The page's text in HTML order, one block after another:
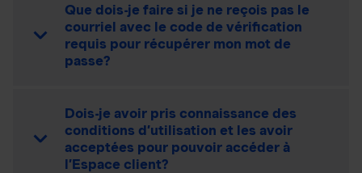
Que dois-je faire si je ne reçois pas le
courriel avec le code de vérification
requis pour récupérer mon mot de
passe?
Dois-je avoir pris connaissance des
conditions d’utilisation et les avoir
acceptées pour pouvoir accéder à
l’Espace client?